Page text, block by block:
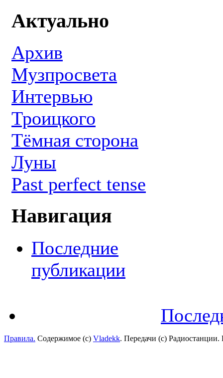
Актуально
Архив
Музпросвета
Интервью
Троицкого
Тёмная сторона
Луны
Past perfect tense
Навигация
Последние
публикации
Правила. Содержимое (с) Vladekk. Передачи (с)